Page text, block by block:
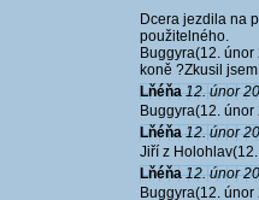
Dcera jezdila na
použitelného.
Buggyra(12.
koně ?Zkusil
Lňéňa 12. únor
Buggyra(12.
Lňéňa 12. únor
Jiří z
Lňéňa 12. únor
Buggyra(12.